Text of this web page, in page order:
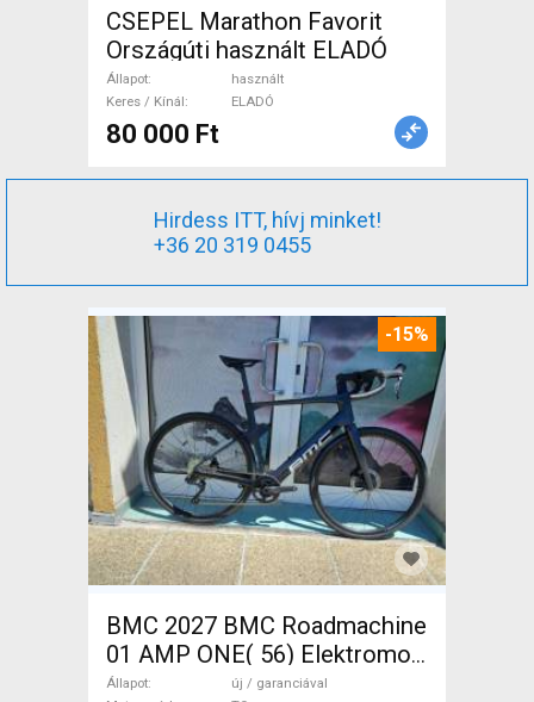
CSEPEL Marathon Favorit
Országúti használt ELADÓ
Állapot
használt
Keres / Kínál
ELADÓ
80 000 Ft
Hirdess ITT, hívj minket!
+36 20 319 0455
-15%
BMC 2027 BMC Roadmachine
01 AMP ONE( 56) Elektromos
Országúti / Gravel TQ új /
Állapot
új / garanciával